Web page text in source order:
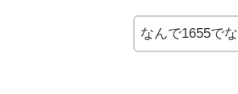
なんで1655で